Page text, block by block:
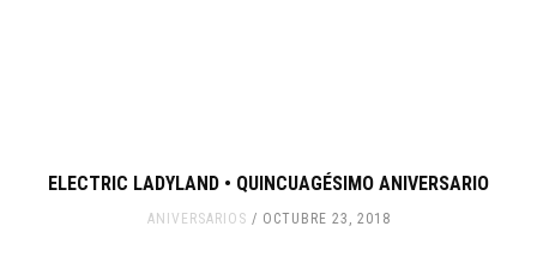
ELECTRIC LADYLAND • QUINCUAGÉSIMO ANIVERSARIO
ANIVERSARIOS OCTUBRE 23, 2018